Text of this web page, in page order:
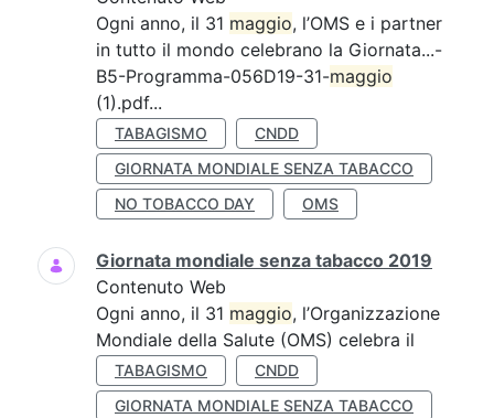
Ogni anno, il 31 maggio, l’OMS e i partner
in tutto il mondo celebrano la Giornata...-
B5-Programma-056D19-31-maggio
(1).pdf...
TABAGISMO
CNDD
GIORNATA MONDIALE SENZA TABACCO
NO TOBACCO DAY
OMS
Giornata mondiale senza tabacco 2019
Contenuto Web
Ogni anno, il 31 maggio, l’Organizzazione
Mondiale della Salute (OMS) celebra il
TABAGISMO
CNDD
GIORNATA MONDIALE SENZA TABACCO